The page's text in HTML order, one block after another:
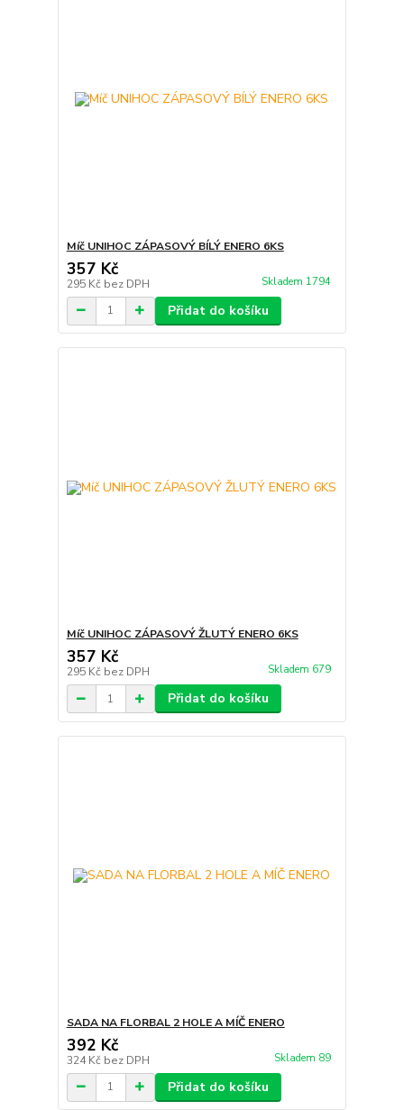
Míč UNIHOC ZÁPASOVÝ BÍLÝ ENERO 6KS
357 Kč
295 Kč bez DPH Skladem 1794
Přidat do košíku
Míč UNIHOC ZÁPASOVÝ ŽLUTÝ ENERO 6KS
357 Kč
295 Kč bez DPH Skladem 679
Přidat do košíku
SADA NA FLORBAL 2 HOLE A MÍČ ENERO
392 Kč
324 Kč bez DPH Skladem 89
Přidat do košíku